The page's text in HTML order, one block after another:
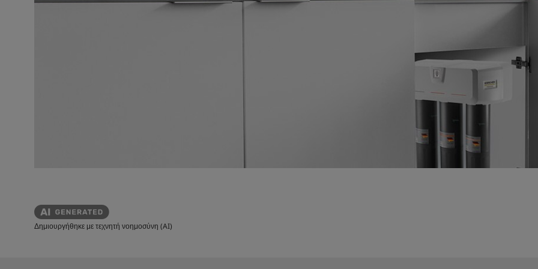
Δημιουργήθηκε με τεχνητή νοημοσύνη (AI)